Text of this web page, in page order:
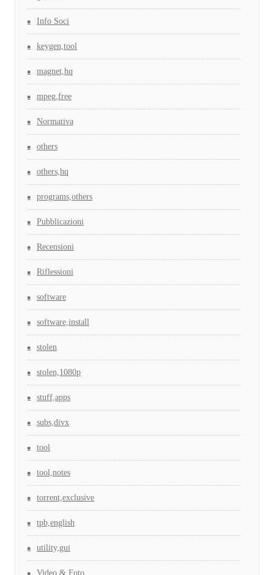
Info Soci
keygen,tool
magnet,hq
mpeg,free
Normativa
others
others,hq
programs,others
Pubblicazioni
Recensioni
Riflessioni
software
software,install
stolen
stolen,1080p
stuff,apps
subs,divx
tool
tool,notes
torrent,exclusive
tpb,english
utility,gui
Video & Foto